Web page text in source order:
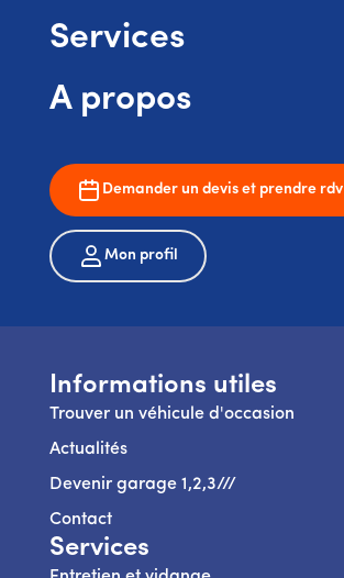
Services
A propos
Demander un devis et prendre rdv
Mon profil
Informations utiles
Trouver un véhicule d'occasion
Actualités
Devenir garage 1,2,3///
Contact
Services